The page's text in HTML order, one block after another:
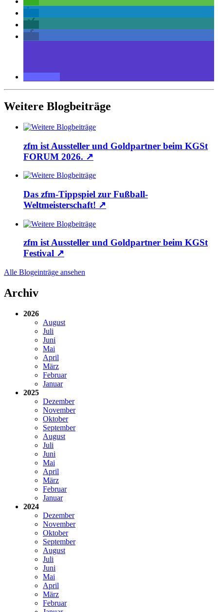
Weitere Blogbeiträge
zfm ist Aussteller und Goldpartner beim KGSt
FORUM 2026. ↗
Das zfm-Tippspiel zur Fußball-
Weltmeisterschaft! ↗
zfm ist Aussteller und Goldpartner beim KGSt
Festival ↗
Alle Blogeinträge ansehen
Archiv
2026
August
Juli
Juni
Mai
April
März
Februar
Januar
2025
Dezember
November
Oktober
September
August
Juli
Juni
Mai
April
März
Februar
Januar
2024
Dezember
November
Oktober
September
August
Juli
Juni
Mai
April
März
Februar